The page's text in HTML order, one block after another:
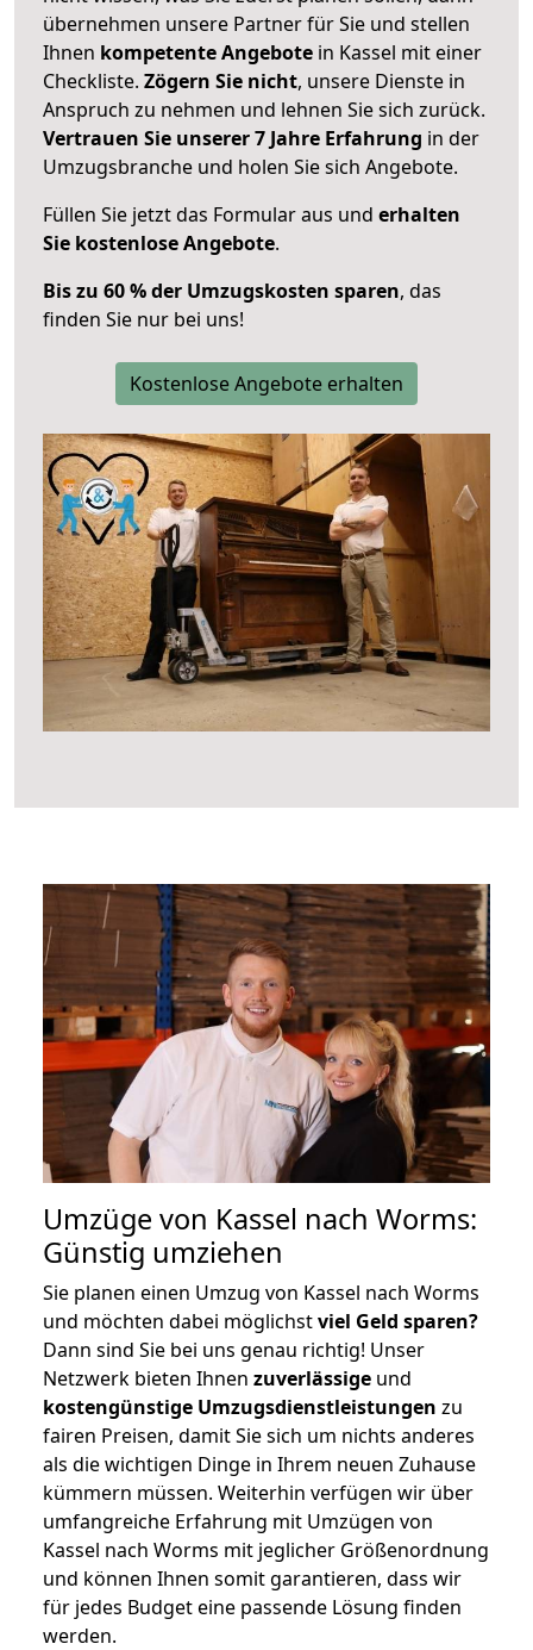
übernehmen unsere Partner für Sie und stellen
Ihnen kompetente Angebote in Kassel mit einer
Checkliste. Zögern Sie nicht, unsere Dienste in
Anspruch zu nehmen und lehnen Sie sich zurück.
Vertrauen Sie unserer 7 Jahre Erfahrung in der
Umzugsbranche und holen Sie sich Angebote.
Füllen Sie jetzt das Formular aus und erhalten
Sie kostenlose Angebote.
Bis zu 60 % der Umzugskosten sparen, das
finden Sie nur bei uns!
Kostenlose Angebote erhalten
Umzüge von Kassel nach Worms:
Günstig umziehen
Sie planen einen Umzug von Kassel nach Worms
und möchten dabei möglichstviel Geld sparen?
Dann sind Sie bei uns genau richtig! Unser
Netzwerk bieten Ihnen zuverlässige und
kostengünstige Umzugsdienstleistungen zu
fairen Preisen, damit Sie sich um nichts anderes
als die wichtigen Dinge in Ihrem neuen Zuhause
kümmern müssen. Weiterhin verfügen wir über
umfangreiche Erfahrung mit Umzügen von
Kassel nach Worms mit jeglicher Größenordnung
und können Ihnen somit garantieren, dass wir
für jedes Budget eine passende Lösung finden
werden.